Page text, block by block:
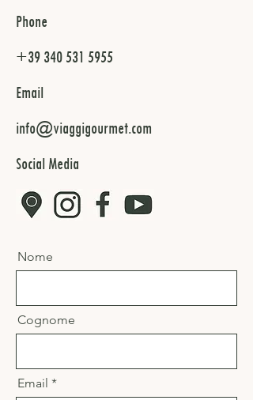
Phone
+39 340 531 5955
Email
info@viaggigourmet.com
Social Media
Nome
Cognome
Email